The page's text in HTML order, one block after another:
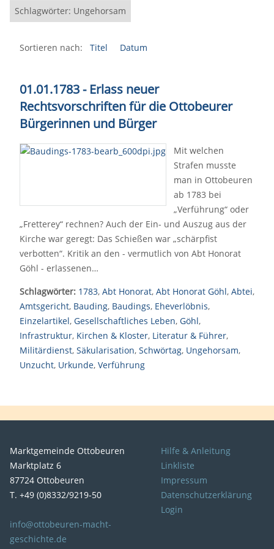
Schlagwörter: Ungehorsam
Sortieren nach: Titel Datum
01.01.1783 - Erlass neuer
Rechtsvorschriften für die Ottobeurer
Bürgerinnen und Bürger
Mit welchen
Strafen musste
man in Ottobeuren
ab 1783 bei
„Verführung“ oder
„Fretterey“ rechnen? Auch der Ein- und Auszug aus der
Kirche war geregt: Das Schießen war „schärpfist
verbotten“. Kritik an den - vermutlich von Abt Honorat
Göhl - erlassenen…
Schlagwörter: 1783, Abt Honorat, Abt Honorat Göhl, Abtei,
Amtsgericht, Bauding, Baudings, Eheverlöbnis,
Einzelartikel, Gesellschaftliches Leben, Göhl,
Infrastruktur, Kirchen & Kloster, Literatur & Führer,
Militärdienst, Säkularisation, Schwörtag, Ungehorsam,
Unzucht, Urkunde, Verführung
Marktgemeinde Ottobeuren
Marktplatz 6
87724 Ottobeuren
T. +49 (0)8332/9219-50
info@ottobeuren-macht-
geschichte.de
Hilfe & Anleitung
Linkliste
Impressum
Datenschutzerklärung
Login